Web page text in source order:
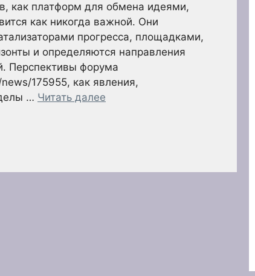
как платформ для обмена идеями,
как никогда важной. Они
прогресса, площадками,
и определяются направления
Перспективы форума
175955, как явления,
… Читать далее